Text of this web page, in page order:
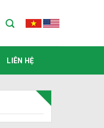
LIÊN HỆ